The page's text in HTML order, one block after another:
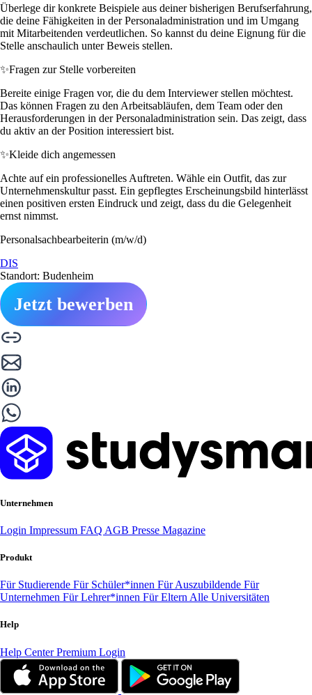
Überlege dir konkrete Beispiele aus deiner bisherigen Berufserfahrung,
die deine Fähigkeiten in der Personaladministration und im Umgang
mit Mitarbeitenden verdeutlichen. So kannst du deine Eignung für die
Stelle anschaulich unter Beweis stellen.
✨Fragen zur Stelle vorbereiten
Bereite einige Fragen vor, die du dem Interviewer stellen möchtest.
Das können Fragen zu den Arbeitsabläufen, dem Team oder den
Herausforderungen in der Personaladministration sein. Das zeigt, dass
du aktiv an der Position interessiert bist.
✨Kleide dich angemessen
Achte auf ein professionelles Auftreten. Wähle ein Outfit, das zur
Unternehmenskultur passt. Ein gepflegtes Erscheinungsbild hinterlässt
einen positiven ersten Eindruck und zeigt, dass du die Gelegenheit
ernst nimmst.
Personalsachbearbeiterin (m/w/d)
DIS
Standort: Budenheim
Jetzt bewerben
Unternehmen
Login Impressum FAQ AGB Presse Magazine
Produkt
Für Studierende Für Schüler*innen Für Auszubildende Für
Unternehmen Für Lehrer*innen Für Eltern Alle Universitäten
Help
Help CenterPremium Login